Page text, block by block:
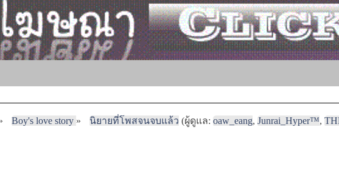
Boy's love story » นิยายที่โพสจนจบแล้ว (ผู้ดูแล:oaw_eang,Junrai_Hyper™,